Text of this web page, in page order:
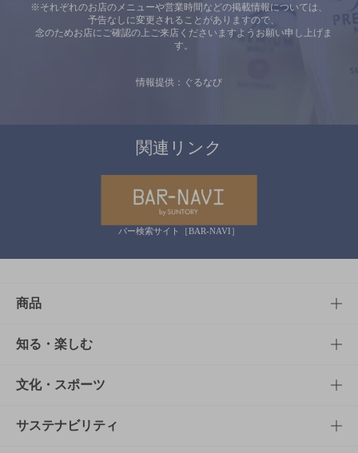
※それぞれのお店のメニューや営業時間などの掲載情報については、
予告なしに変更されることがありますので、
念のためお店にご確認の上ご来店くださいますようお願い申し上げま
す。
情報提供：ぐるなび
関連リンク
バー検索サイト［BAR-NAVI］
商品
商品TOP
商品一覧
商品発売情報
知る・楽しむ
知る・楽しむTOP
キャンペーン
文化・スポーツ
文化・スポーツTOP
サステナビリティ